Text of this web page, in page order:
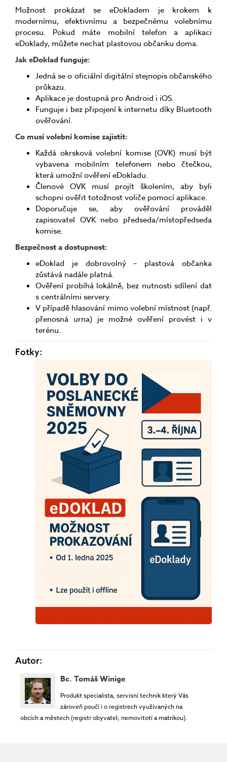
Možnost prokázat se eDokladem je krokem k
modernímu, efektivnímu a bezpečnému volebnímu
procesu. Pokud máte mobilní telefon a aplikaci
eDoklady, můžete nechat plastovou občanku doma.
Jak eDoklad funguje:
Jedná se o oficiální digitální stejnopis občanského
průkazu.
Aplikace je dostupná pro Android i iOS.
Funguje i bez připojení k internetu díky Bluetooth
ověřování.
Co musí volební komise zajistit:
Každá okrsková volební komise (OVK) musí být
vybavena mobilním telefonem nebo čtečkou,
která umožní ověření eDokladu.
Členové OVK musí projít školením, aby byli
schopni ověřit totožnost voliče pomocí aplikace.
Doporučuje se, aby ověřování prováděl
zapisovatel OVK nebo předseda/místopředseda
komise.
Bezpečnost a dostupnost:
eDoklad je dobrovolný – plastová občanka
zůstává nadále platná.
Ověření probíhá lokálně, bez nutnosti sdílení dat
s centrálními servery.
V případě hlasování mimo volební místnost (např.
přenosná urna) je možné ověření provést i v
terénu.
Fotky:
Autor:
Bc. Tomáš Winige
Produkt specialista, servisní technik který Vás
zároveň poučí i o registrech využívaných na
obcích a městech (registr obyvatel, nemovitotí a matrikou).